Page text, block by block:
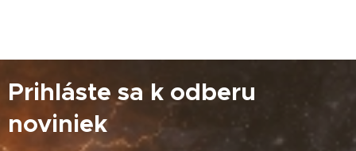
Prihláste sa k odberu
noviniek